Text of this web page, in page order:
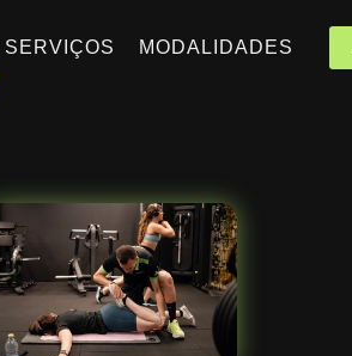
SERVIÇOS MODALIDADES